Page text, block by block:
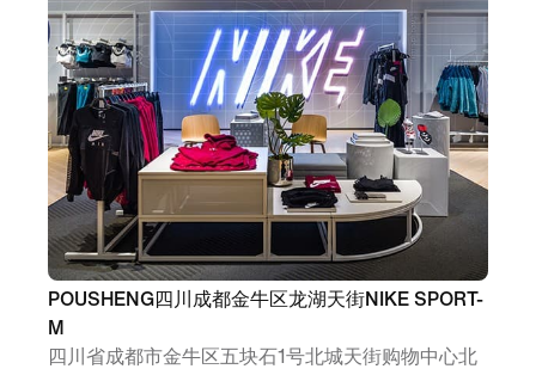
POUSHENG四川成都金牛区龙湖天街NIKE SPORT-
M
四川省成都市金牛区五块石1号北城天街购物中心北